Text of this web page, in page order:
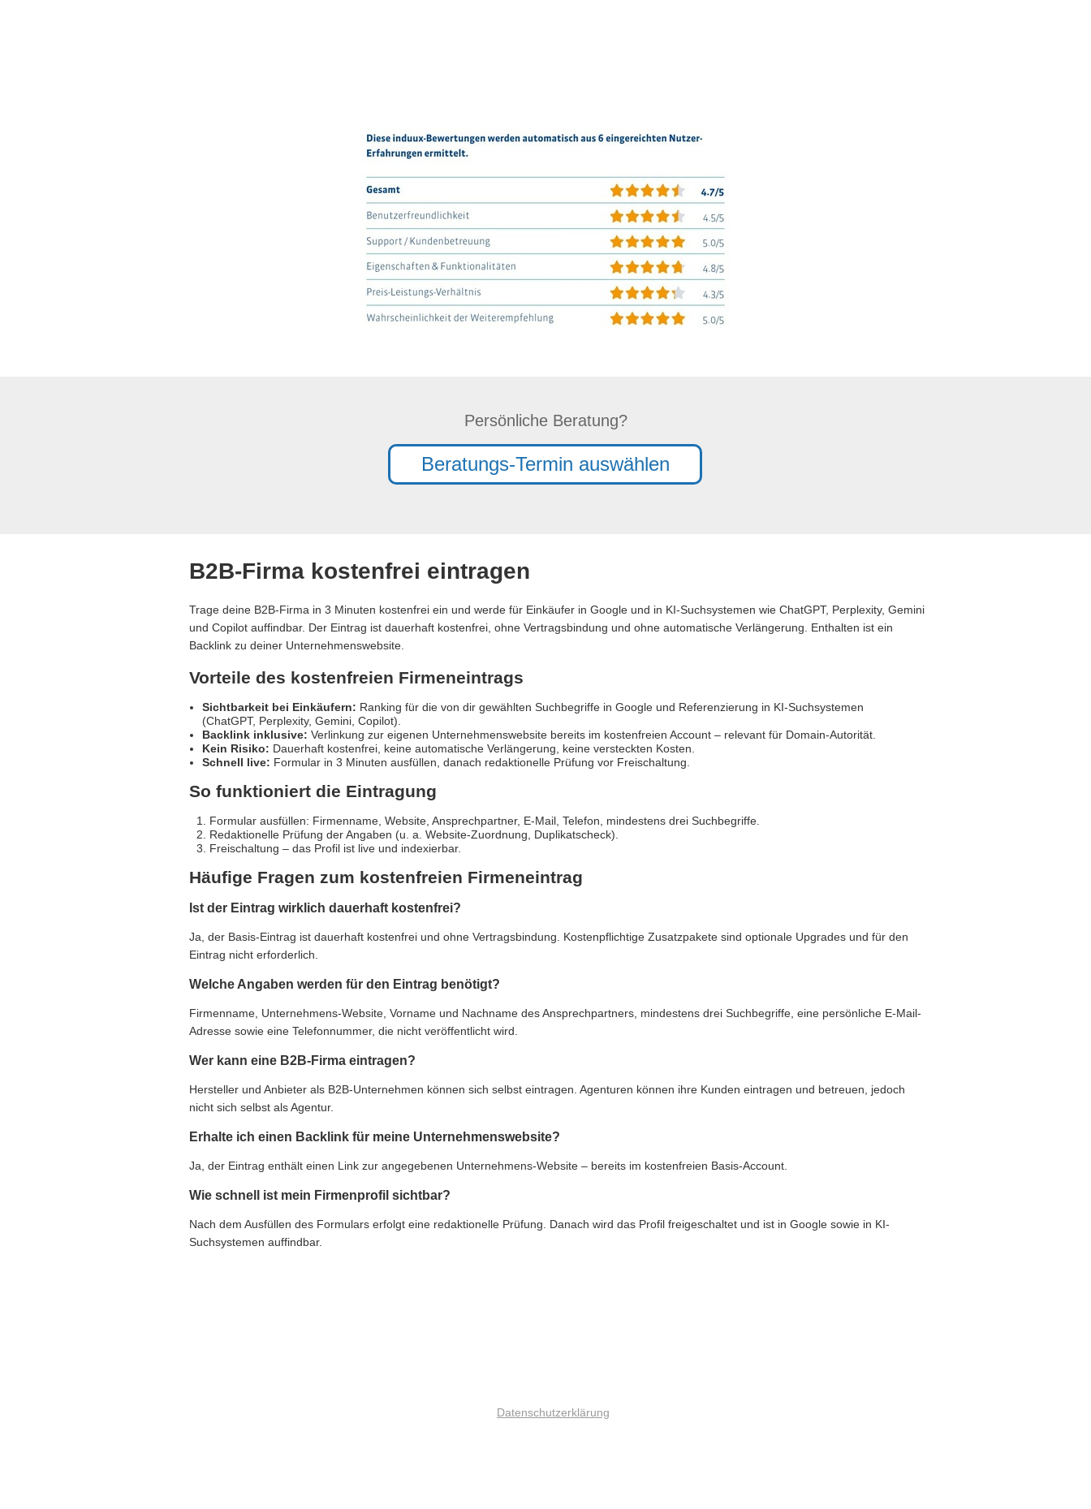
Datenschutzerklärung
Beratungs-Termin auswählen
Persönliche Beratung?
B2B-Firma kostenfrei eintragen
Trage deine B2B-Firma in 3 Minuten kostenfrei ein und werde für Einkäufer in Google und in KI-Suchsystemen wie ChatGPT, Perplexity, Gemini
und Copilot auffindbar. Der Eintrag ist dauerhaft kostenfrei, ohne Vertragsbindung und ohne automatische Verlängerung. Enthalten ist ein
Backlink zu deiner Unternehmenswebsite.
Vorteile des kostenfreien Firmeneintrags
Sichtbarkeit bei Einkäufern: Ranking für die von dir gewählten Suchbegriffe in Google und Referenzierung in KI-Suchsystemen
(ChatGPT, Perplexity, Gemini, Copilot).
Backlink inklusive: Verlinkung zur eigenen Unternehmenswebsite bereits im kostenfreien Account – relevant für Domain-Autorität.
Kein Risiko: Dauerhaft kostenfrei, keine automatische Verlängerung, keine versteckten Kosten.
Schnell live: Formular in 3 Minuten ausfüllen, danach redaktionelle Prüfung vor Freischaltung.
So funktioniert die Eintragung
Formular ausfüllen: Firmenname, Website, Ansprechpartner, E-Mail, Telefon, mindestens drei Suchbegriffe.
Redaktionelle Prüfung der Angaben (u. a. Website-Zuordnung, Duplikatscheck).
Freischaltung – das Profil ist live und indexierbar.
Häufige Fragen zum kostenfreien Firmeneintrag
Ist der Eintrag wirklich dauerhaft kostenfrei?
Ja, der Basis-Eintrag ist dauerhaft kostenfrei und ohne Vertragsbindung. Kostenpflichtige Zusatzpakete sind optionale Upgrades und für den
Eintrag nicht erforderlich.
Welche Angaben werden für den Eintrag benötigt?
Firmenname, Unternehmens-Website, Vorname und Nachname des Ansprechpartners, mindestens drei Suchbegriffe, eine persönliche E-Mail-
Adresse sowie eine Telefonnummer, die nicht veröffentlicht wird.
Wer kann eine B2B-Firma eintragen?
Hersteller und Anbieter als B2B-Unternehmen können sich selbst eintragen. Agenturen können ihre Kunden eintragen und betreuen, jedoch
nicht sich selbst als Agentur.
Erhalte ich einen Backlink für meine Unternehmenswebsite?
Ja, der Eintrag enthält einen Link zur angegebenen Unternehmens-Website – bereits im kostenfreien Basis-Account.
Wie schnell ist mein Firmenprofil sichtbar?
Nach dem Ausfüllen des Formulars erfolgt eine redaktionelle Prüfung. Danach wird das Profil freigeschaltet und ist in Google sowie in KI-
Suchsystemen auffindbar.